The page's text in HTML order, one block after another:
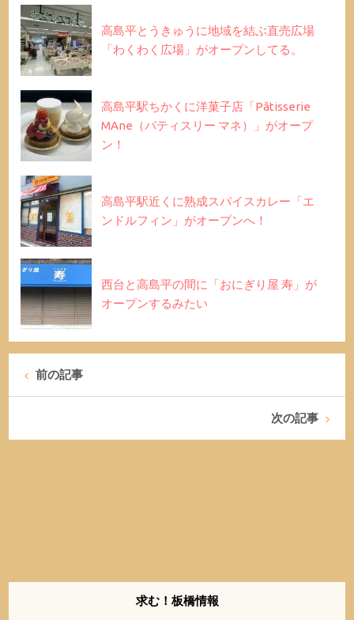
高島平とうきゅうに地域を結ぶ直売広場
「わくわく広場」がオープンしてる。
高島平駅ちかくに洋菓子店「Pâtisserie
MAne（パティスリー マネ）」がオープ
ン！
高島平駅近くに熟成スパイスカレー「エ
ンドルフィン」がオープンへ！
西台と高島平の間に「おにぎり屋 寿」が
オープンするみたい
前の記事
次の記事
求む！板橋情報